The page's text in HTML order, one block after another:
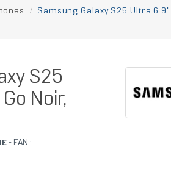
Samsung Galaxy S25 Ultra
S25
Noir,
- EAN :